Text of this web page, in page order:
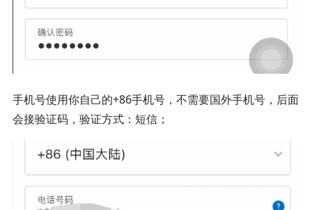
手机号使用你自己的+86手机号，不需要国外手机号，后面
会接验证码，验证方式：短信；